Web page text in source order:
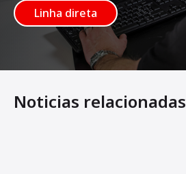
Linha direta
Noticias relacionadas